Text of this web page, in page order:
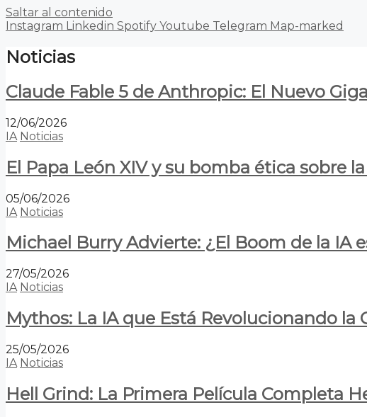
Saltar al contenido
Instagram Linkedin Spotify Youtube Telegram Map-marked
Noticias
Claude Fable 5 de Anthropic: El Nuevo
12/06/2026
IA Noticias
El Papa León XIV y su bomba ética sobre
05/06/2026
IA Noticias
Michael Burry Advierte: ¿El Boom de la
27/05/2026
IA Noticias
Mythos: La IA que Está Revolucionando
25/05/2026
IA Noticias
Hell Grind: La Primera Película Completa